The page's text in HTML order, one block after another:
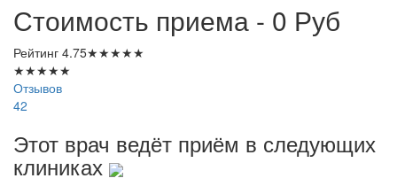
Стоимость приема - 0 Руб
Рейтинг 4.75★★★★★
★★★★★
Отзывов
42
Этот врач ведёт приём в следующих
клиниках